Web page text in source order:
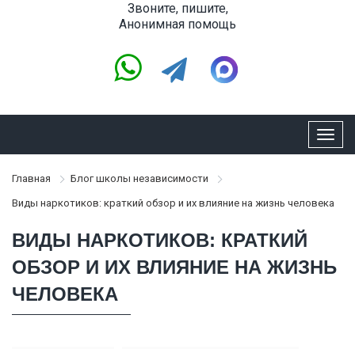
Звоните, пишите,
Анонимная помощь
Главная Блог школы независимости
Виды наркотиков: краткий обзор и их влияние на жизнь человека
ВИДЫ НАРКОТИКОВ: КРАТКИЙ
ОБЗОР И ИХ ВЛИЯНИЕ НА ЖИЗНЬ
ЧЕЛОВЕКА